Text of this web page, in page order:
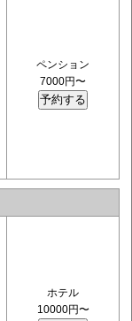
ペンション
7000円〜
ホテル
10000円〜